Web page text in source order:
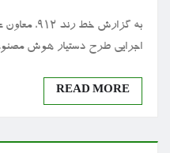
به گزارش
اجرایی طرح دستیار هوش
READ MORE